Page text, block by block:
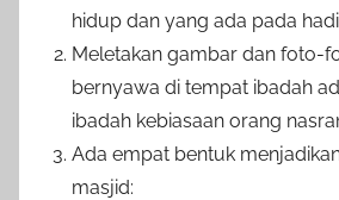
hidup dan yang ada pada
Meletakan gambar dan foto-
bernyawa di tempat ibadah
ibadah kebiasaan orang
Ada empat bentuk
masjid: